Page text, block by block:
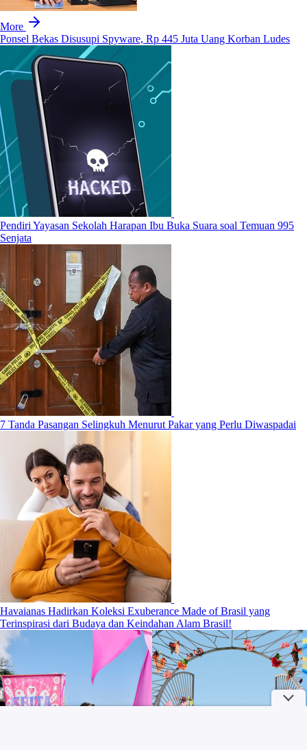
More
Ponsel Bekas Disusupi Spyware, Rp 445 Juta Uang Korban Ludes
Pendiri Yayasan Sekolah Harapan Ibu Buka Suara soal Temuan 995
Senjata
7 Tanda Pasangan Selingkuh Menurut Pakar yang Perlu Diwaspadai
Havaianas Hadirkan Koleksi Exuberance Made of Brasil yang
Terinspirasi dari Budaya dan Keindahan Alam Brasil!